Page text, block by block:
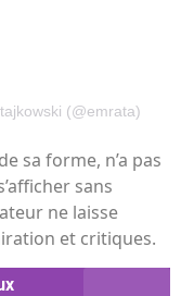
(@emrata)
sa forme, n’a pas
sans
ne laisse
et critiques.